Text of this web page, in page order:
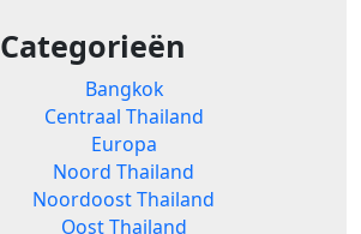
Categorieën
Bangkok
Centraal Thailand
Europa
Noord Thailand
Noordoost Thailand
Oost Thailand